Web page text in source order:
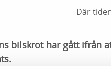
Där
bilskrot har gått ifrån